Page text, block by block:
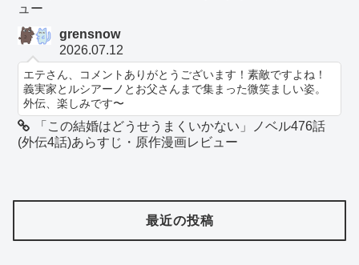
ュー
grensnow
2026.07.12
エテさん、コメントありがとうございます！素敵ですよね！
義実家とルシアーノとお父さんまで集まった微笑ましい姿。
外伝、楽しみです〜
「この結婚はどうせうまくいかない」ノベル476話
(外伝4話)あらすじ・原作漫画レビュー
最近の投稿